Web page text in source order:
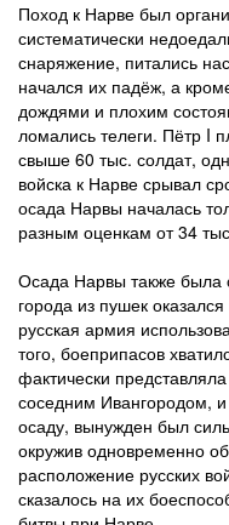
Поход к Нарве был
систематически
снаряжение, питались
начался их падёж, а
дождями и плохим
ломались телеги. Пётр I
свыше 60 тыс. солдат,
войска к Нарве срывал
осада Нарвы началась
разным оценкам от 34
Осада Нарвы также была
города из пушек
русская армия
того, боеприпасов
фактически
соседним Ивангородом,
осаду, вынужден был
окружив одновременно
расположение русских
сказалось на их